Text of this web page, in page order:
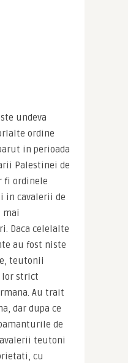
undeva
ordine
in perioada
Palestinei de
fi ordinele
in cavalerii de
mai
Daca celelalte
au fost niste
teutonii
strict
Au trait
dar dupa ce
de
teutoni
cu